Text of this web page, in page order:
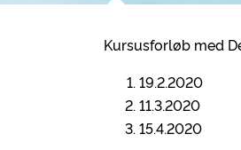
Kursusforløb med
19.2.2020
11.3.2020
15.4.2020